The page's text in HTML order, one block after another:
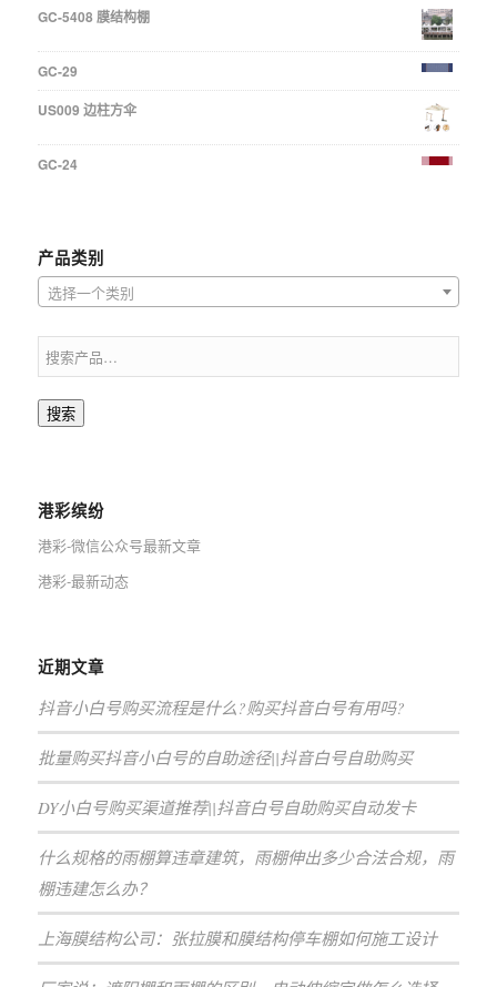
GC-5408 膜结构棚
GC-29
US009 边柱方伞
GC-24
产品类别
选择一个类别
搜索
港彩缤纷
港彩-微信公众号最新文章
港彩-最新动态
近期文章
抖音小白号购买流程是什么?购买抖音白号有用吗?
批量购买抖音小白号的自助途径||抖音白号自助购买
DY小白号购买渠道推荐||抖音白号自助购买自动发卡
什么规格的雨棚算违章建筑，雨棚伸出多少合法合规，雨
棚违建怎么办？
上海膜结构公司：张拉膜和膜结构停车棚如何施工设计